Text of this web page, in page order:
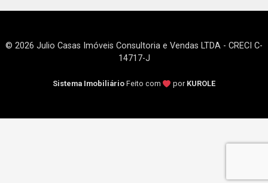
madeiramento em peroba Rosa, telhas em fibro
escada para proteção de crianças e idosos.
© 2026 Julio Casas Imóveis Consultoria e Vendas LTDA - CRECI C-
14717-J
Sistema Imobiliário Feito com por KUROLE